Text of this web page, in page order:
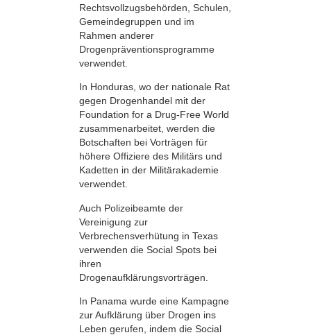
Rechtsvollzugsbehörden, Schulen,
Gemeindegruppen und im
Rahmen anderer
Drogenpräventionsprogramme
verwendet.
In Honduras, wo der nationale Rat
gegen Drogenhandel mit der
Foundation for a Drug-Free World
zusammenarbeitet, werden die
Botschaften bei Vorträgen für
höhere Offiziere des Militärs und
Kadetten in der Militärakademie
verwendet.
Auch Polizeibeamte der
Vereinigung zur
Verbrechensverhütung in Texas
verwenden die Social Spots bei
ihren
Drogenaufklärungsvorträgen.
In Panama wurde eine Kampagne
zur Aufklärung über Drogen ins
Leben gerufen, indem die Social